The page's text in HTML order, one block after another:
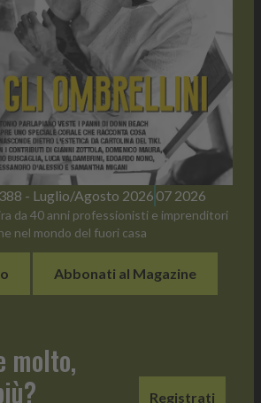
- Luglio/Agosto 2026 07 2026
da 40 anni professionisti e imprenditori
nel mondo del fuori casa
Abbonati al Magazine
molto,
Registrati